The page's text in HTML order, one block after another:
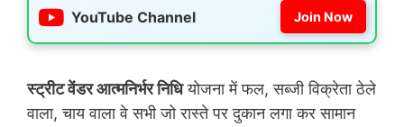
YouTube Channel Join Now
स्ट्रीट वेंडर आत्मनिर्भर निधियोजना में फल, सब्जी विक्रेता ठेले
वाला, चाय वाला वे सभी जो रास्ते पर दुकान लगा कर सामान